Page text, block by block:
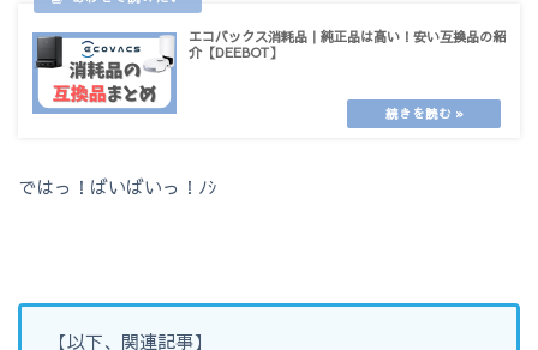
エコバックス消耗品｜純正品は高い！安い互換品の紹
介【DEEBOT】
ではっ！ばいばいっ！ﾉｼ
【以下、関連記事】